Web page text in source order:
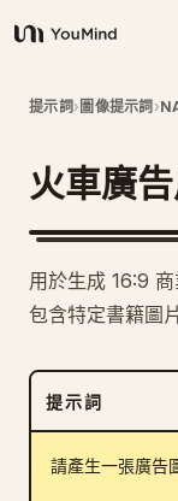
YouMind
概覽
使用案例
定價
提示詞› 圖像提示詞 ›
火車廣
用於生成 16:9
包含特定書籍圖
提示詞
請產生一張廣告